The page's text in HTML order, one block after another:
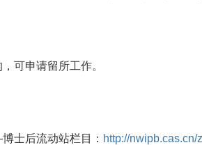
可申请留所工作。
士后流动站栏目： http://nwipb.cas.cn/